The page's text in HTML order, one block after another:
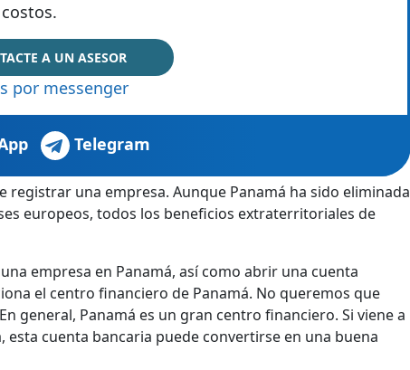
costos.
A UN ASESOR
por messenger
Telegram
una empresa. Aunque Panamá ha sido eliminada
europeos, todos los beneficios extraterritoriales de
empresa en Panamá, así como abrir una cuenta
el centro financiero de Panamá. No queremos que
general, Panamá es un gran centro financiero. Si viene a
cuenta bancaria puede convertirse en una buena